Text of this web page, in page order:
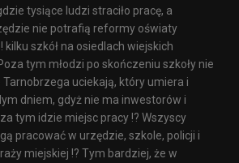
tysiące ludzi straciło pracę, a
nie potrafią reformy oświaty
szkół na osiedlach wiejskich
tym młodzi po skończeniu szkoły nie
Tarnobrzega uciekają, który umiera i
dniem, gdyż nie ma inwestorów i
tym idzie miejsc pracy !? Wszyscy
pracować w urzędzie, szkole, policji i
miejskiej !? Tym bardziej, że w